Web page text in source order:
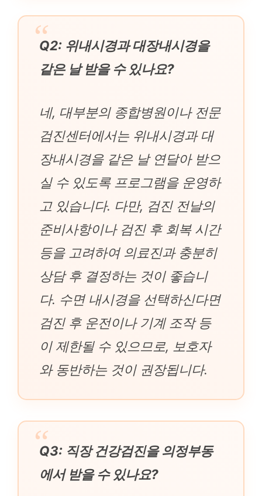
Q2: 위내시경과 대장내시경을
같은 날 받을 수 있나요?
네, 대부분의 종합병원이나 전문
검진센터에서는 위내시경과 대
장내시경을 같은 날 연달아 받으
실 수 있도록 프로그램을 운영하
고 있습니다. 다만, 검진 전날의
준비사항이나 검진 후 회복 시간
등을 고려하여 의료진과 충분히
상담 후 결정하는 것이 좋습니
다. 수면 내시경을 선택하신다면
검진 후 운전이나 기계 조작 등
이 제한될 수 있으므로, 보호자
와 동반하는 것이 권장됩니다.
Q3: 직장 건강검진을 의정부동
에서 받을 수 있나요?